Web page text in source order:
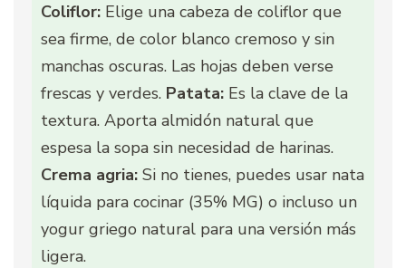
Coliflor: Elige una cabeza de coliflor que
sea firme, de color blanco cremoso y sin
manchas oscuras. Las hojas deben verse
frescas y verdes. Patata: Es la clave de la
textura. Aporta almidón natural que
espesa la sopa sin necesidad de harinas.
Crema agria: Si no tienes, puedes usar nata
líquida para cocinar (35% MG) o incluso un
yogur griego natural para una versión más
ligera.